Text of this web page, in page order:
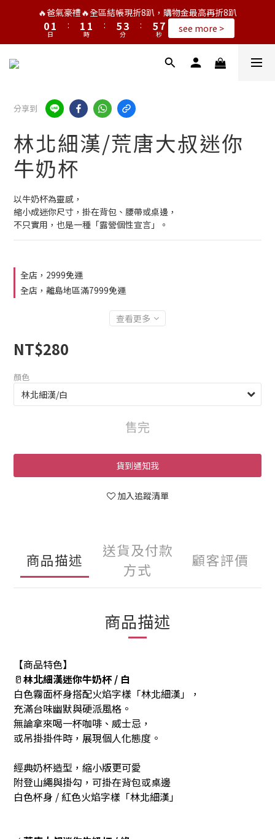
🔥爸氣豪禮🔥全區結帳現折8趴，購物金最高再折8趴
1
0
2
1
0
日
:
2
1
0
2
1
0
時
:
6
5
4
4
3
2
分
:
6
5
4
6
5
4
2
秒 see more >
分享到
林北細漢/荒唐大叔迷你
牛奶杯
以牛奶杯為靈感，
縮小成迷你尺寸，掛在背包、腰帶或桌邊，
不只實用，也是一種「露營個性宣言」。
全店，2999免運
全店，離島地區滿7999免運
查看更多
NT$280
顏色
售完
貨到通知我
加入追蹤清單
商品描述
送貨及付款
方式
顧客評價
商品描述
【商品特色】
🥛林北細漢迷你牛奶杯 / 白
白色霧面杯身搭配火焰字樣「林北細漢」，
充滿台味幽默與硬派風格。
無論拿來喝一杯咖啡、威士忌，
或吊掛掛件時，展現個人化態度。
經典奶杯造型，縮小版更可愛
附登山繩與掛勾，可掛在背包或桌邊
白色杯身 / 紅色火焰字樣「林北細漢」